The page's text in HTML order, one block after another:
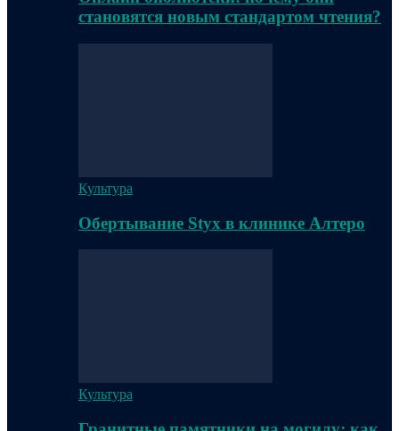
становятся новым стандартом чтения?
Культура
Обертывание Styx в клинике Алтеро
Культура